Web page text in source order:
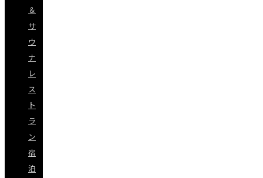
＆
サ
ウ
ナ
レ
ス
ト
ラ
ン
宿
泊